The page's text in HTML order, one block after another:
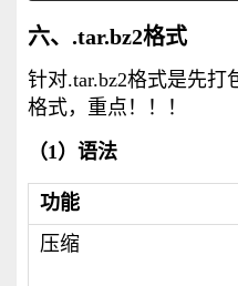
六、.tar.bz2格式
针对.tar.bz2格式是先打
格式，重点！！！
（1）语法
功能
压缩